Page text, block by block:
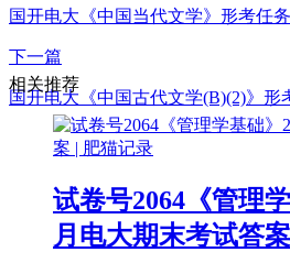
国开电大《中国当代文学》形考任
下一篇
国开电大《中国古代文学(B)(2)》形
相关推荐
试卷号2064《管理
月电大期末考试答案